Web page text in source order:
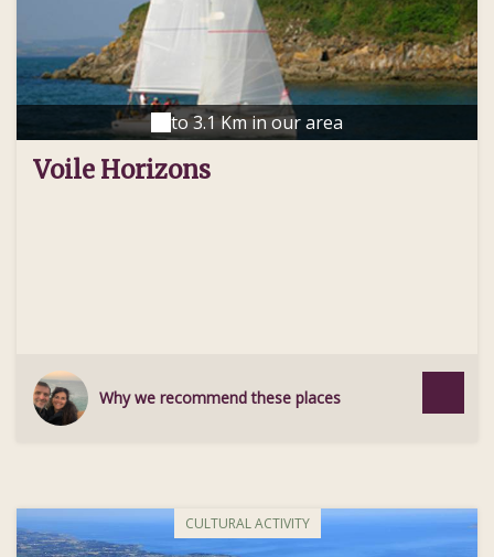
to 3.1 Km in our area
Voile Horizons
Why we recommend these places
CULTURAL ACTIVITY